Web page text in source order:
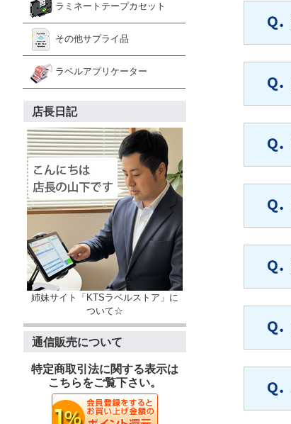
ラミネートテープカセット
その他サプライ品
ラベルアプリケーター
店長日記
姉妹サイト「KTSラベルストア」に
ついて☆
通信販売について
特定商取引法に関する表示は
こちらをご覧下さい。